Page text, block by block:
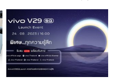
ราคาใหม่เพียง 4,599 บาท
เท่านั้น!